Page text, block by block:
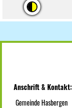
Anschrift & Kontakt:
Gemeinde Hasbergen